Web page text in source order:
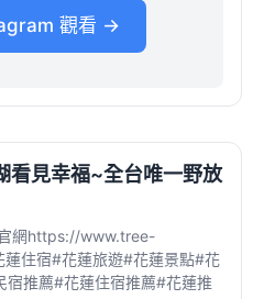
觀看 →
看見幸福~全台唯一野放
網https://www.tree-
住宿#花蓮旅遊#花蓮景點#花
宿推薦#花蓮住宿推薦#花蓮推